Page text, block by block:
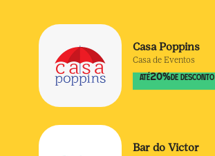
Casa Poppins
Casa de Eventos
ATÉ20% DE DESCONTO
Bar do Victor